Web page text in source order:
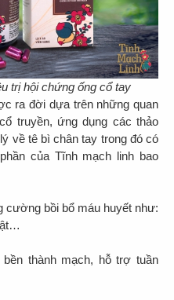
trị hội chứng ống cổ tay
ra đời dựa trên những quan
truyền, ứng dụng các thảo
về tê bì chân tay trong đó có
của Tĩnh mạch linh bao
cường bồi bổ máu huyết như:
thành mạch, hỗ trợ tuần